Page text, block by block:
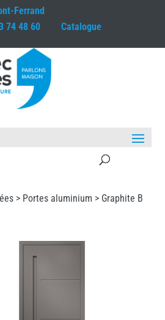
Ferrand
74 48 60 Catalogue
> Portes aluminium > Graphite B